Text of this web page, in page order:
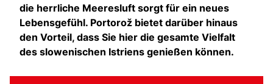
die herrliche Meeresluft sorgt für ein neues
Lebensgefühl. Portorož bietet darüber hinaus
den Vorteil, dass Sie hier die gesamte Vielfalt
des slowenischen Istriens genießen können.